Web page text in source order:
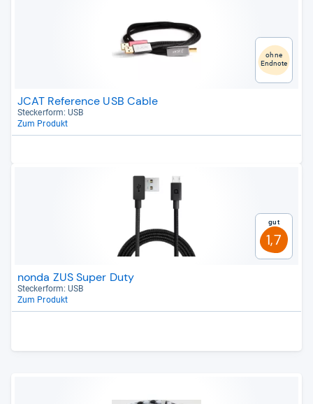
ohne
Endnote
JCAT Reference USB Cable
Stecker­form: USB
Zum Produkt
Gut
1,7
nonda ZUS Super Duty
Stecker­form: USB
Zum Produkt